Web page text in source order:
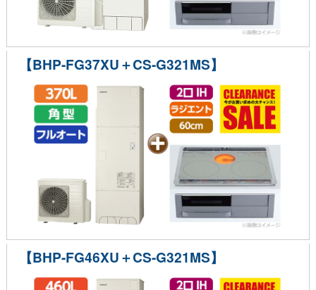
【BHP-FG37XU＋CS-G321MS】
【BHP-FG46XU＋CS-G321MS】